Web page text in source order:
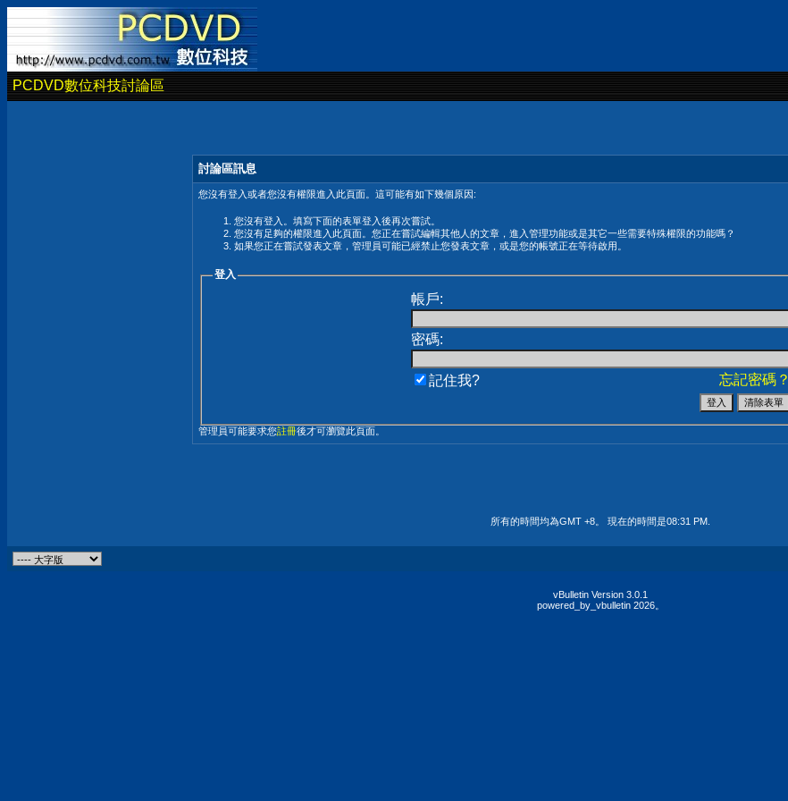
PCDVD數位科技討論區
討論區訊息
您沒有登入或者您沒有權限進入此頁面。這可能有如下幾個原因:
您沒有登入。填寫下面的表單登入後再次嘗試。
您沒有足夠的權限進入此頁面。您正在嘗試編輯其他人的文章，進入管理功能或是其它一些需要特殊權限的功能嗎？
如果您正在嘗試發表文章，管理員可能已經禁止您發表文章，或是您的帳號正在等待啟用。
登入
帳戶:
密碼:
忘記密碼？
記住我?
管理員可能要求您註冊後才可瀏覽此頁面。
所有的時間均為GMT +8。 現在的時間是08:31 PM
vBulletin Version 3.0.1
powered_by_vbulletin 2026。